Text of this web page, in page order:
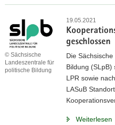
19.05.2021
geschlossen
© Sächsische
Landeszentrale für
politische Bildung
Die
Bildung (SLpB)
LPR sowie
LASuB
Weiterlesen